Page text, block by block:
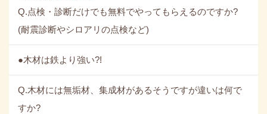
Q.点検・診断だけでも無料でやってもらえるのですか?
(耐震診断やシロアリの点検など)
●木材は鉄より強い?!
Q.木材には無垢材、集成材があるそうですが違いは何で
すか?